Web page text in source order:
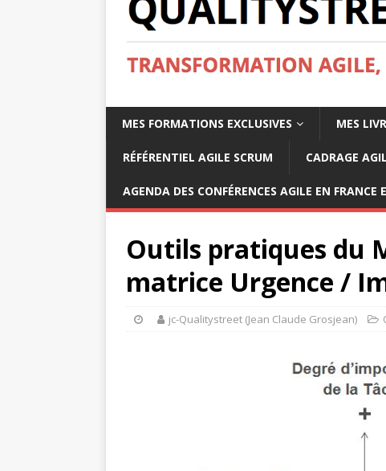
MES FORMATIONS EXCLUSIVES MES
RÉFÉRENTIEL AGILE SCRUM CADRAGE
AGENDA DES CONFÉRENCES AGILE EN FRANCE
Outils pratiques du
matrice Urgence /
jc-Qualitystreet (Jean Claude Grosjean)